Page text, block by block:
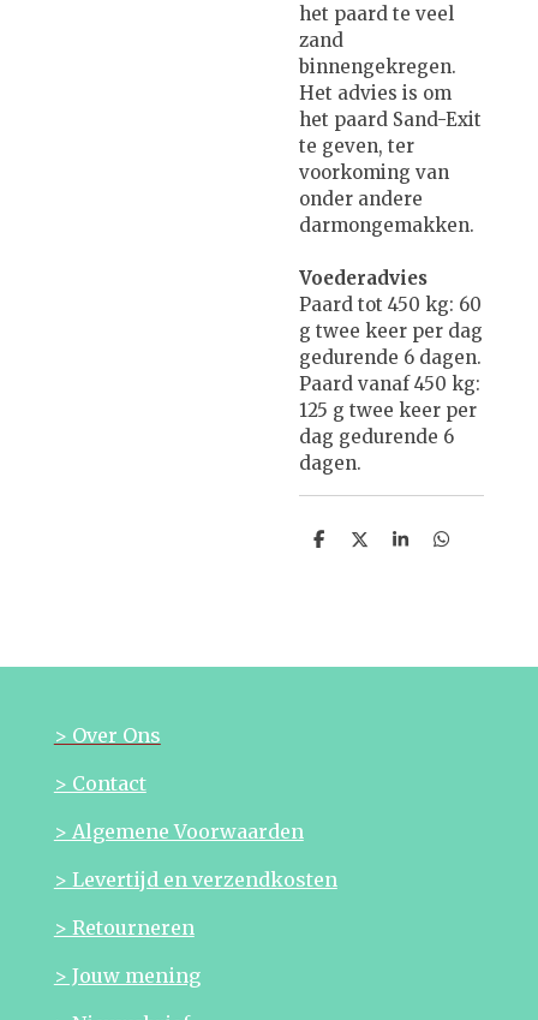
het paard te veel
zand
binnengekregen.
Het advies is om
het paard Sand-Exit
te geven, ter
voorkoming van
onder andere
darmongemakken.
Voederadvies
Paard tot 450 kg: 60
g twee keer per dag
gedurende 6 dagen.
Paard vanaf 450 kg:
125 g twee keer per
dag gedurende 6
dagen.
D
D
S
D
> Over Ons
> Contact
> Algemene Voorwaarden
> Levertijd en verzendkosten
> Retourneren
> Jouw mening